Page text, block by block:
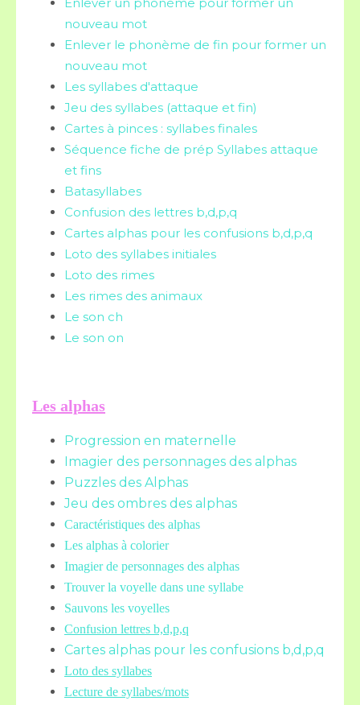
nouveau mot
Enlever le phonème de fin pour former un
nouveau mot
Les syllabes d'attaque
Jeu des syllabes (attaque et fin)
Cartes à pinces : syllabes finales
Séquence fiche de prép Syllabes attaque
et fins
Batasyllabes
Confusion des lettres b,d,p,q
Cartes alphas pour les confusions b,d,p,q
Loto des syllabes initiales
Loto des rimes
Les rimes des animaux
Le son ch
Le son on
Les alphas
Progression en maternelle
Imagier des personnages des alphas
Puzzles des Alphas
Jeu des ombres des alphas
Caractéristiques des alphas
Les alphas à colorier
Imagier de personnages des alphas
Trouver la voyelle dans une syllabe
Sauvons les voyelles
Confusion lettres b,d,p,q
Cartes alphas pour les confusions b,d,p,q
Loto des syllabes
Lecture de syllabes/mots